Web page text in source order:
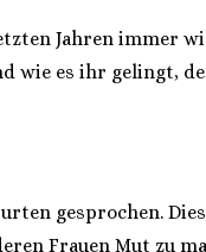
Jahren immer
es ihr gelingt,
gesprochen.
Frauen Mut zu